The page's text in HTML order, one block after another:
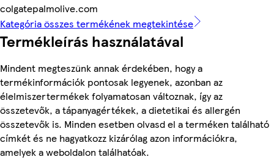
colgatepalmolive.com
Kategória összes termékének megtekintése
Termékleírás használatával
Mindent megteszünk annak érdekében, hogy a
termékinformációk pontosak legyenek, azonban az
élelmiszertermékek folyamatosan változnak, így az
összetevők, a tápanyagértékek, a dietetikai és allergén
összetevők is. Minden esetben olvasd el a terméken található
címkét és ne hagyatkozz kizárólag azon információkra,
amelyek a weboldalon találhatóak.